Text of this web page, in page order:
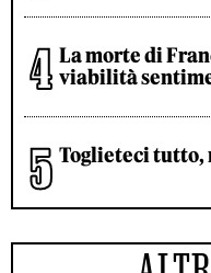
La morte di
viabilità
Toglieteci tutto,